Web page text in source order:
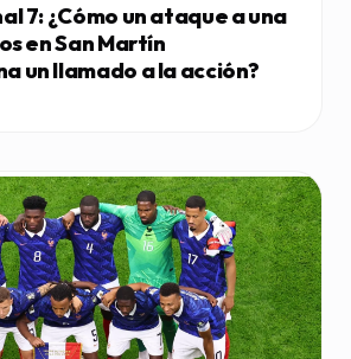
7: ¿Cómo un ataque a una
en San Martín
un llamado a la acción?